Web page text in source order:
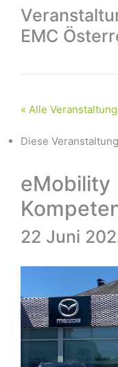
EMC
« Alle
Diese
eMobility
22 Juni